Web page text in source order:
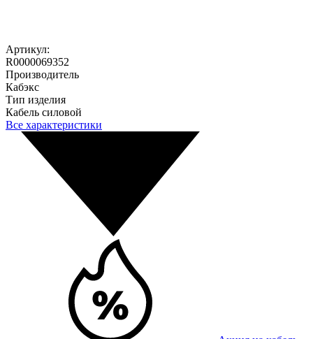
Артикул:
R0000069352
Производитель
Кабэкс
Тип изделия
Кабель силовой
Все характеристики